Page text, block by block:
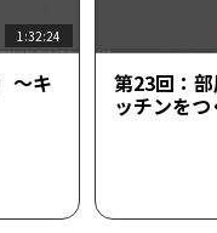
1:32:24
～キ 第23回：
ッチンを